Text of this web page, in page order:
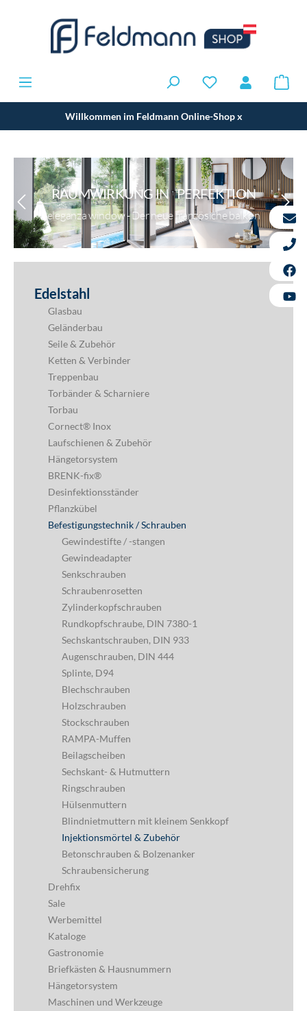
Willkommen im Feldmann Online-Shopx
RAUMWIRKUNG IN PERFEKTION
eleganza window - Der neue französiche balkon
Edelstahl
Glasbau
Geländerbau
Seile & Zubehör
Ketten & Verbinder
Treppenbau
Torbänder & Scharniere
Torbau
Cornect® Inox
Laufschienen & Zubehör
Hängetorsystem
BRENK-fix®
Desinfektionsständer
Pflanzkübel
Befestigungstechnik / Schrauben
Gewindestifte / -stangen
Gewindeadapter
Senkschrauben
Schraubenrosetten
Zylinderkopfschrauben
Rundkopfschraube, DIN 7380-1
Sechskantschrauben, DIN 933
Augenschrauben, DIN 444
Splinte, D94
Blechschrauben
Holzschrauben
Stockschrauben
RAMPA-Muffen
Beilagscheiben
Sechskant- & Hutmuttern
Ringschrauben
Hülsenmuttern
Blindnietmuttern mit kleinem Senkkopf
Injektionsmörtel & Zubehör
Betonschrauben & Bolzenanker
Schraubensicherung
Drehfix
Sale
Werbemittel
Kataloge
Gastronomie
Briefkästen & Hausnummern
Hängetorsystem
Maschinen und Werkzeuge